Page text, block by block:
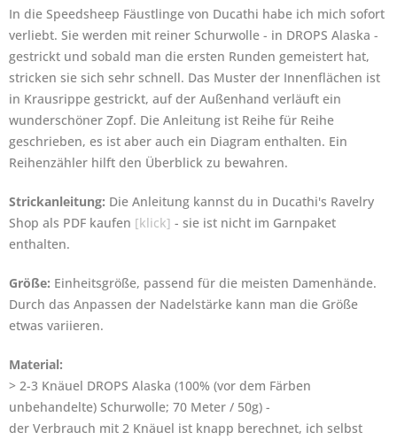
In die Speedsheep Fäustlinge von Ducathi habe ich mich sofort
verliebt. Sie werden mit reiner Schurwolle - in DROPS Alaska -
gestrickt und sobald man die ersten Runden gemeistert hat,
stricken sie sich sehr schnell. Das Muster der Innenflächen ist
in Krausrippe gestrickt, auf der Außenhand verläuft ein
wunderschöner Zopf. Die Anleitung ist Reihe für Reihe
geschrieben, es ist aber auch ein Diagram enthalten. Ein
Reihenzähler hilft den Überblick zu bewahren.
Strickanleitung: Die Anleitung kannst du in Ducathi's Ravelry
Shop als PDF kaufen [klick] - sie ist nicht im Garnpaket
enthalten.
Größe: Einheitsgröße, passend für die meisten Damenhände.
Durch das Anpassen der Nadelstärke kann man die Größe
etwas variieren.
Material:
> 2-3 Knäuel DROPS Alaska (100% (vor dem Färben
unbehandelte) Schurwolle; 70 Meter / 50g) -
der Verbrauch mit 2 Knäuel ist knapp berechnet, ich selbst